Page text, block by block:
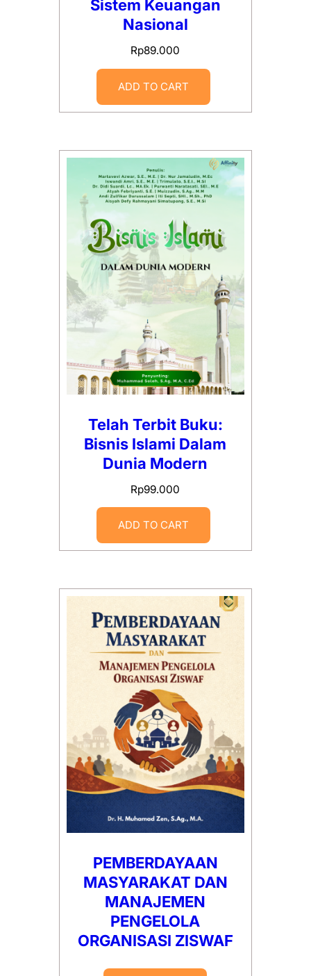
Sistem Keuangan
Nasional
Rp89.000
ADD TO CART
Telah Terbit Buku:
Bisnis Islami Dalam
Dunia Modern
Rp99.000
ADD TO CART
PEMBERDAYAAN
MASYARAKAT DAN
MANAJEMEN
PENGELOLA
ORGANISASI ZISWAF